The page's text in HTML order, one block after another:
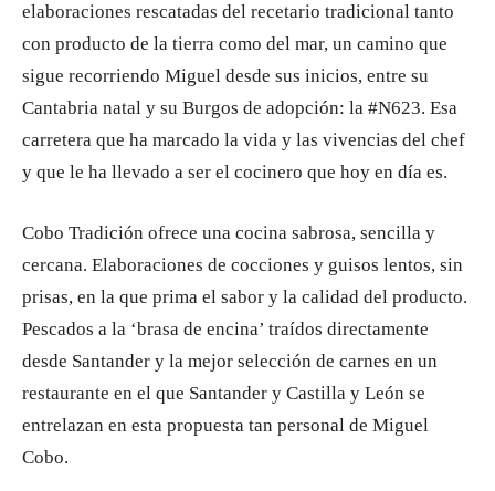
elaboraciones rescatadas del recetario tradicional tanto
con producto de la tierra como del mar, un camino que
sigue recorriendo Miguel desde sus inicios, entre su
Cantabria natal y su Burgos de adopción: la #N623. Esa
carretera que ha marcado la vida y las vivencias del chef
y que le ha llevado a ser el cocinero que hoy en día es.
Cobo Tradición ofrece una cocina sabrosa, sencilla y
cercana. Elaboraciones de cocciones y guisos lentos, sin
prisas, en la que prima el sabor y la calidad del producto.
Pescados a la ‘brasa de encina’ traídos directamente
desde Santander y la mejor selección de carnes en un
restaurante en el que Santander y Castilla y León se
entrelazan en esta propuesta tan personal de Miguel
Cobo.